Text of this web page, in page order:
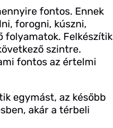
fontos. Ennek
forogni, kúszni,
folyamatok. Felkészítik
szintre.
fontos az értelmi
egymást, az később
akár a térbeli